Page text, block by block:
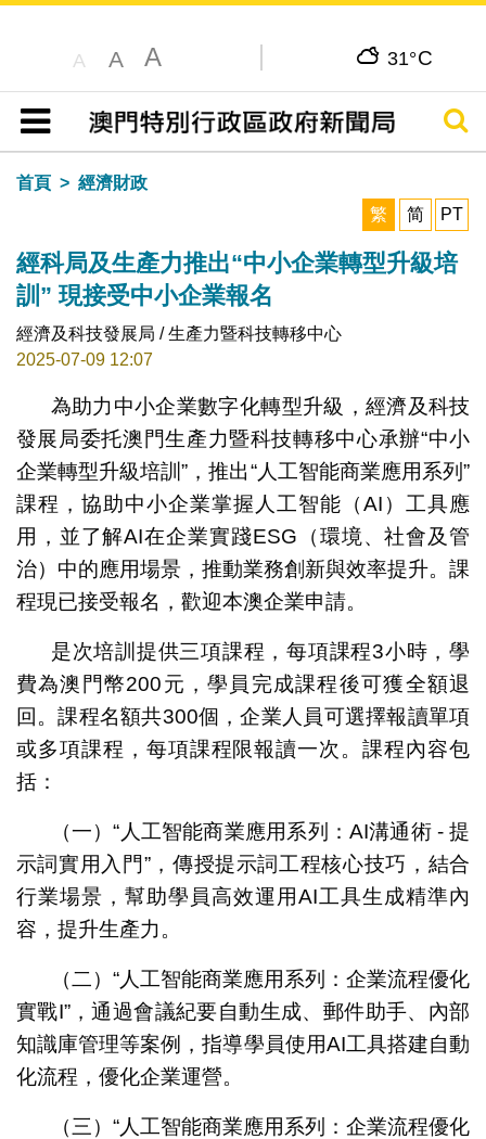
A A A 31°C
目錄
搜尋
首頁
經濟財政
繁
简 PT
經科局及生產力推出“中小企業轉型升級培
訓” 現接受中小企業報名
經濟及科技發展局 / 生產力暨科技轉移中心
2025-07-09 12:07
為助力中小企業數字化轉型升級，經濟及科技
發展局委托澳門生產力暨科技轉移中心承辦“中小
企業轉型升級培訓”，推出“人工智能商業應用系列”
課程，協助中小企業掌握人工智能（AI）工具應
用，並了解AI在企業實踐ESG（環境、社會及管
治）中的應用場景，推動業務創新與效率提升。課
程現已接受報名，歡迎本澳企業申請。
是次培訓提供三項課程，每項課程3小時，學
費為澳門幣200元，學員完成課程後可獲全額退
回。課程名額共300個，企業人員可選擇報讀單項
或多項課程，每項課程限報讀一次。課程內容包
括：
（一）“人工智能商業應用系列：AI溝通術 - 提
示詞實用入門”，傳授提示詞工程核心技巧，結合
行業場景，幫助學員高效運用AI工具生成精準內
容，提升生產力。
（二）“人工智能商業應用系列：企業流程優化
實戰I”，通過會議紀要自動生成、郵件助手、內部
知識庫管理等案例，指導學員使用AI工具搭建自動
化流程，優化企業運營。
（三）“人工智能商業應用系列：企業流程優化